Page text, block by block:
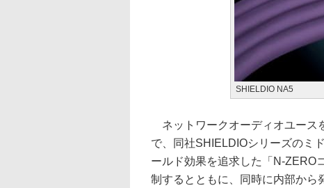
SHIELDIO NA5
ネットワークオーディオユース
で、同社SHIELDIOシリーズのミ
ールド効果を追求した「N-ZERO
制するとともに、同時に内部から